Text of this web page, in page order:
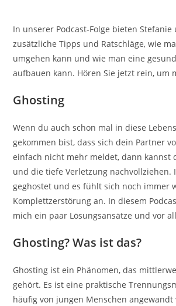
In unserer Podcast-Folge bieten Stefanie
zusätzliche Tipps und Ratschläge, wie
umgehen kann und wie man eine
aufbauen kann. Hören Sie jetzt rein, um
Ghosting
Wenn du auch schon mal in diese
gekommen bist, dass sich dein Partner
einfach nicht mehr meldet, dann kannst
und die tiefe Verletzung nachvollziehen.
geghostet und es fühlt sich noch immer
Komplettzerstörung an. In diesem
mich ein paar Lösungsansätze und vor
Ghosting? Was ist das?
Ghosting ist ein Phänomen, das
gehört. Es ist eine praktische
häufig von jungen Menschen angewandt